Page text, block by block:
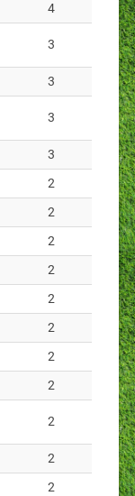
4
3
3
3
3
2
2
2
2
2
2
2
2
2
2
2